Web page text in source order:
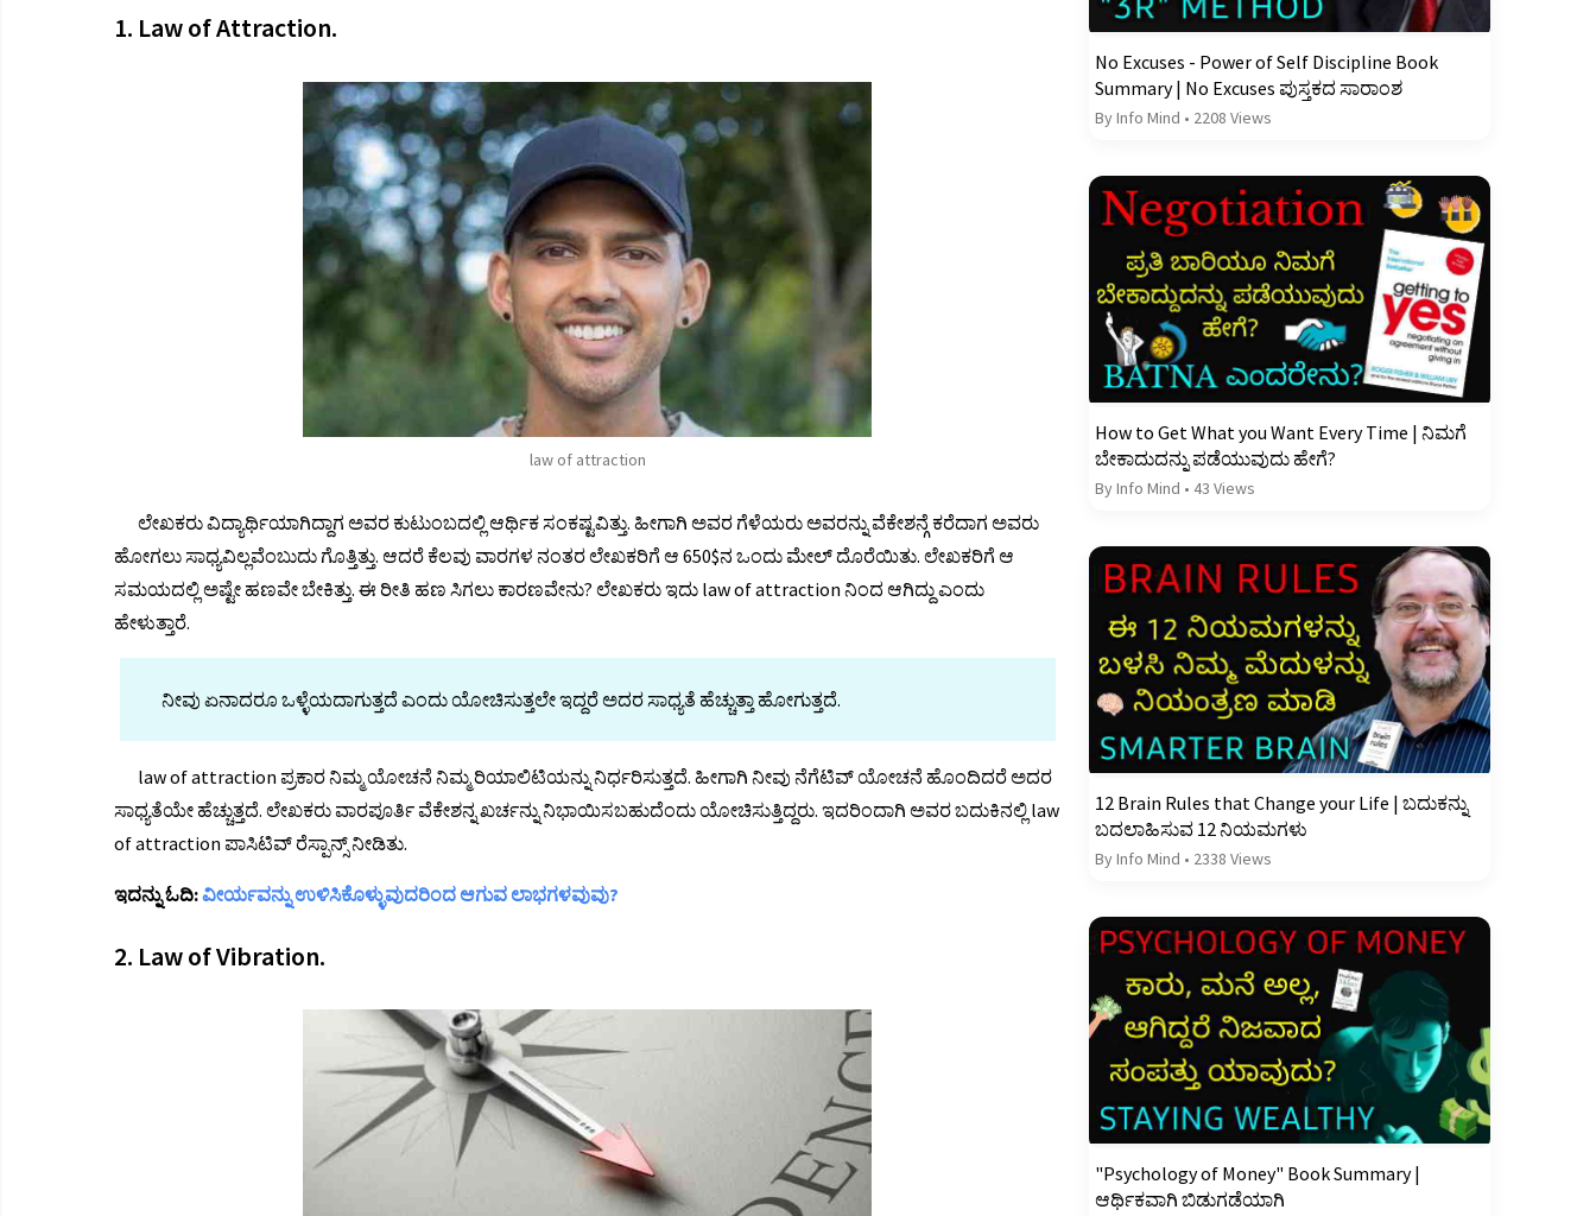
1. Law of Attraction.
law of attraction
ಲೇಖಕರು ವಿದ್ಯಾರ್ಥಿಯಾಗಿದ್ದಾಗ ಅವರ ಕುಟುಂಬದಲ್ಲಿ ಆರ್ಥಿಕ ಸಂಕಷ್ಟವಿತ್ತು. ಹೀಗಾಗಿ ಅವರ ಗೆಳೆಯರು ಅವರನ್ನು ವೆಕೇಶನ್ಗೆ ಕರೆದಾಗ ಅವರು
ಹೋಗಲು ಸಾಧ್ಯವಿಲ್ಲವೆಂಬುದು ಗೊತ್ತಿತ್ತು. ಆದರೆ ಕೆಲವು ವಾರಗಳ ನಂತರ ಲೇಖಕರಿಗೆ ಆ 650$ನ ಒಂದು ಮೇಲ್ ದೊರೆಯಿತು. ಲೇಖಕರಿಗೆ ಆ
ಸಮಯದಲ್ಲಿ ಅಷ್ಟೇ ಹಣವೇ ಬೇಕಿತ್ತು. ಈ ರೀತಿ ಹಣ ಸಿಗಲು ಕಾರಣವೇನು? ಲೇಖಕರು ಇದು law of attraction ನಿಂದ ಆಗಿದ್ದು ಎಂದು
ಹೇಳುತ್ತಾರೆ.
ನೀವು ಏನಾದರೂ ಒಳ್ಳೆಯದಾಗುತ್ತದೆ ಎಂದು ಯೋಚಿಸುತ್ತಲೇ ಇದ್ದರೆ ಅದರ ಸಾಧ್ಯತೆ ಹೆಚ್ಚುತ್ತಾ ಹೋಗುತ್ತದೆ.
law of attraction ಪ್ರಕಾರ ನಿಮ್ಮ ಯೋಚನೆ ನಿಮ್ಮ ರಿಯಾಲಿಟಿಯನ್ನು ನಿರ್ಧರಿಸುತ್ತದೆ. ಹೀಗಾಗಿ ನೀವು ನೆಗೆಟಿವ್ ಯೋಚನೆ ಹೊಂದಿದರೆ ಅದರ
ಸಾಧ್ಯತೆಯೇ ಹೆಚ್ಚುತ್ತದೆ. ಲೇಖಕರು ವಾರಪೂರ್ತಿ ವೆಕೇಶನ್ನ ಖರ್ಚನ್ನು ನಿಭಾಯಿಸಬಹುದೆಂದು ಯೋಚಿಸುತ್ತಿದ್ದರು. ಇದರಿಂದಾಗಿ ಅವರ ಬದುಕಿನಲ್ಲಿ law
of attraction ಪಾಸಿಟಿವ್ ರೆಸ್ಪಾನ್ಸ್ ನೀಡಿತು.
ಇದನ್ನು ಓದಿ:ವೀರ್ಯವನ್ನು ಉಳಿಸಿಕೊಳ್ಳುವುದರಿಂದ ಆಗುವ ಲಾಭಗಳವುವು?
2. Law of Vibration.
No Excuses - Power of Self Discipline Book
Summary | No Excuses ಪುಸ್ತಕದ ಸಾರಾಂಶ
By Info Mind • 2208 Views
How to Get What you Want Every Time | ನಿಮಗೆ
ಬೇಕಾದುದನ್ನು ಪಡೆಯುವುದು ಹೇಗೆ?
By Info Mind • 43 Views
12 Brain Rules that Change your Life | ಬದುಕನ್ನು
ಬದಲಾಹಿಸುವ 12 ನಿಯಮಗಳು
By Info Mind • 2338 Views
"Psychology of Money" Book Summary |
ಆರ್ಥಿಕವಾಗಿ ಬಿಡುಗಡೆಯಾಗಿ